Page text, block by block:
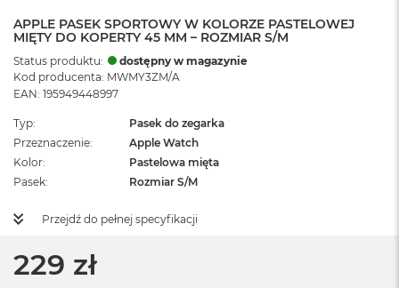
APPLE PASEK SPORTOWY W KOLORZE PASTELOWEJ
MIĘTY DO KOPERTY 45 MM – ROZMIAR S/M
Status produktu:
dostępny w magazynie
Kod producenta: MWMY3ZM/A
EAN: 195949448997
Typ
Pasek do zegarka
Przeznaczenie
Apple Watch
Kolor
Pastelowa mięta
Pasek
Rozmiar S/M
Przejdź do pełnej specyfikacji
229 zł